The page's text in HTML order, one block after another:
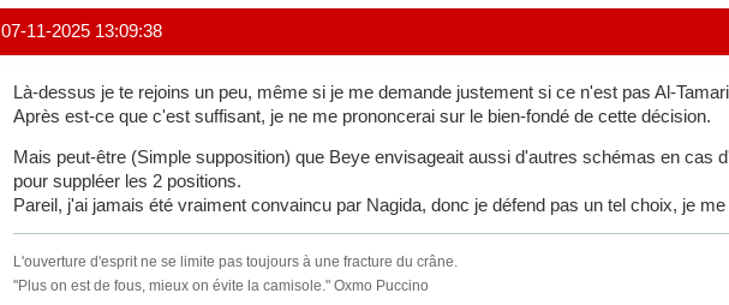
07-11-2025 13:09:38
Là-dessus je te rejoins un peu, même si je me demande justement si ce n'est pas Al-
Après est-ce que c'est suffisant, je ne me prononcerai sur le bien-fondé de cette décision.
Mais peut-être (Simple supposition) que Beye envisageait aussi d'autres schémas en cas
pour suppléer les 2 positions.
Pareil, j'ai jamais été vraiment convaincu par Nagida, donc je défend pas un tel choix, je
L'ouverture d'esprit ne se limite pas toujours à une fracture du crâne.
"Plus on est de fous, mieux on évite la camisole." Oxmo Puccino